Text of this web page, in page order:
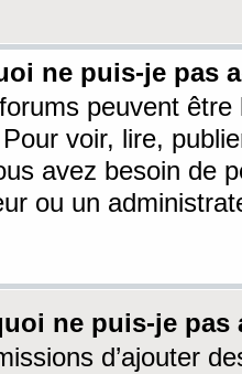
ne puis-je pas
peuvent être
voir, lire,
avez besoin de
ou un
ne puis-je
d’ajouter